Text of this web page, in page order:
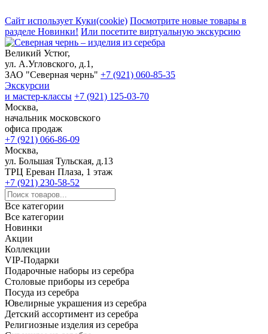
Сайт использует Куки(cookie) Посмотрите новые товары в
разделе Новинки! Или посетите виртуальную экскурсию
Великий Устюг,
ул. А.Угловского, д.1,
ЗАО "Северная чернь" +7 (921) 060-85-35
Экскурсии
и мастер-классы +7 (921) 125-03-70
Москва,
начальник московского
офиса продаж
+7 (921) 066-86-09
Москва,
ул. Большая Тульская, д.13
ТРЦ Ереван Плаза, 1 этаж
+7 (921) 230-58-52
Все категории
Все категории
Новинки
Акции
Коллекции
VIP-Подарки
Подарочные наборы из серебра
Столовые приборы из серебра
Посуда из серебра
Ювелирные украшения из серебра
Детский ассортимент из серебра
Религиозные изделия из серебра